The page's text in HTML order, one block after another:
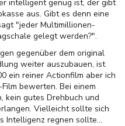
intelligent genug ist, der gibt
aus. Gibt es denn eine
"jeder Multimillionen-
gelegt werden?".
gegenüber dem original
weiter auszubauen, ist
ein reiner Actionfilm aber ich
bewerten. Bei einem
kein gutes Drehbuch und
Vielleicht sollte sich
Intelligenz regnen sollte...